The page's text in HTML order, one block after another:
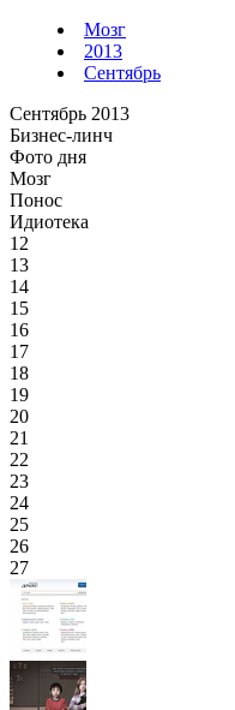
Мозг
2013
Сентябрь
Сентябрь 2013
Бизнес-линч
Фото дня
Мозг
Понос
Идиотека
12
13
14
15
16
17
18
19
20
21
22
23
24
25
26
27